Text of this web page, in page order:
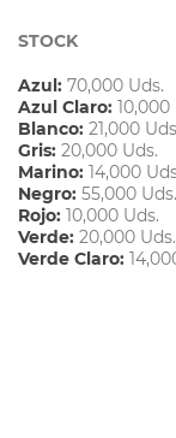
STOCK
Azul: 70,000 Uds.
Azul Claro: 10,000
Blanco: 21,000
Gris: 20,000 Uds.
Marino: 14,000
Negro: 55,000 Uds.
Rojo: 10,000 Uds.
Verde: 20,000 Uds.
Verde Claro: